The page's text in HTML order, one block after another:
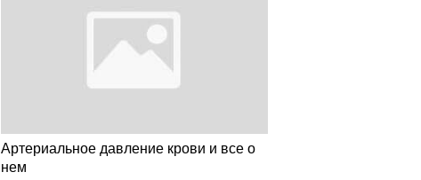
Артериальное давление крови и все о
нем